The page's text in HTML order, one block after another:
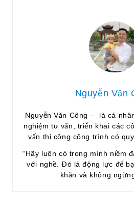
Nguyễn Văn
Nguyễn Văn Công – là cá
nghiệm tư vấn, triển khai các
vấn thi công công trình có
“Hãy luôn có trong mình niềm
với nghề. Đó là động lực để
khăn và không